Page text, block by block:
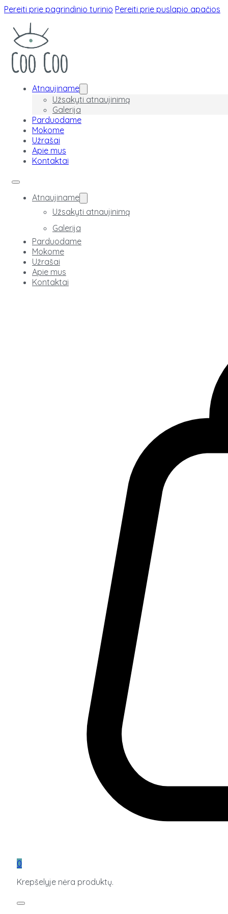
Pereiti prie pagrindinio turinio Pereiti prie puslapio apačios
Atnaujiname
Užsakyti atnaujinimą
Galerija
Parduodame
Mokome
Užrašai
Apie mus
Kontaktai
Atnaujiname
Užsakyti atnaujinimą
Galerija
Parduodame
Mokome
Užrašai
Apie mus
Kontaktai
0
Krepšelyje nėra produktų.